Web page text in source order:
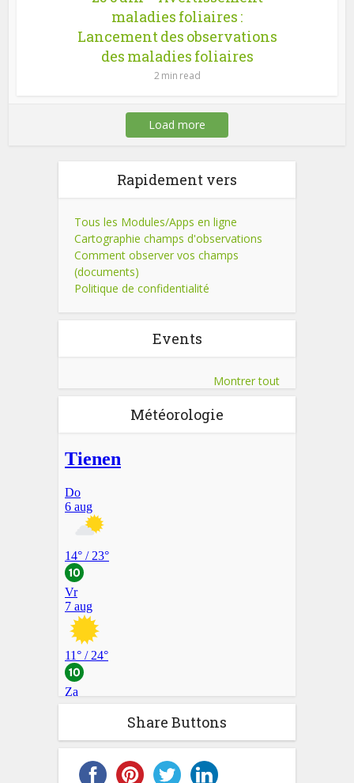
maladies foliaires :
Lancement des observations
des maladies foliaires
2 min read
Load more
Rapidement vers
Tous les Modules/Apps en ligne
Cartographie champs d'observations
Comment observer vos champs
(documents)
Politique de confidentialité
Events
Montrer tout
Météorologie
Share Buttons